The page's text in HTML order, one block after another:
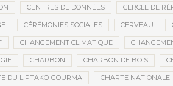
CENTRES DE DONNÉES CERCLE DE
CÉRÉMONIES SOCIALES CERVEAU
CHANGEMENT CLIMATIQUE
CHARBON CHARBON DE BOIS
DU LIPTAKO-GOURMA CHARTE NATIONALE